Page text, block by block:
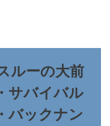
ルーの大前
サバイバル
バックナン